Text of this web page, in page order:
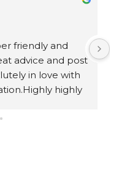
friendly and
advice and post
in love with
highly